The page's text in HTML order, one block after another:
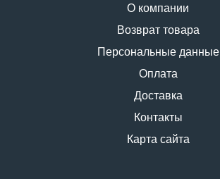
О компании
Возврат товара
Персональные данные
Оплата
Доставка
Контакты
Карта сайта